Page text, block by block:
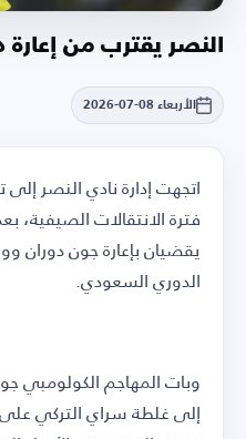
النصر يقترب من
الأربعاء 08-07-2026
اتجهت إدارة نادي النصر
فترة الانتقالات الصيفية،
يقضيان بإعارة جون دوران
الدوري السعودي.
وبات المهاجم الكولومبي
إلى غلطة سراي التركي